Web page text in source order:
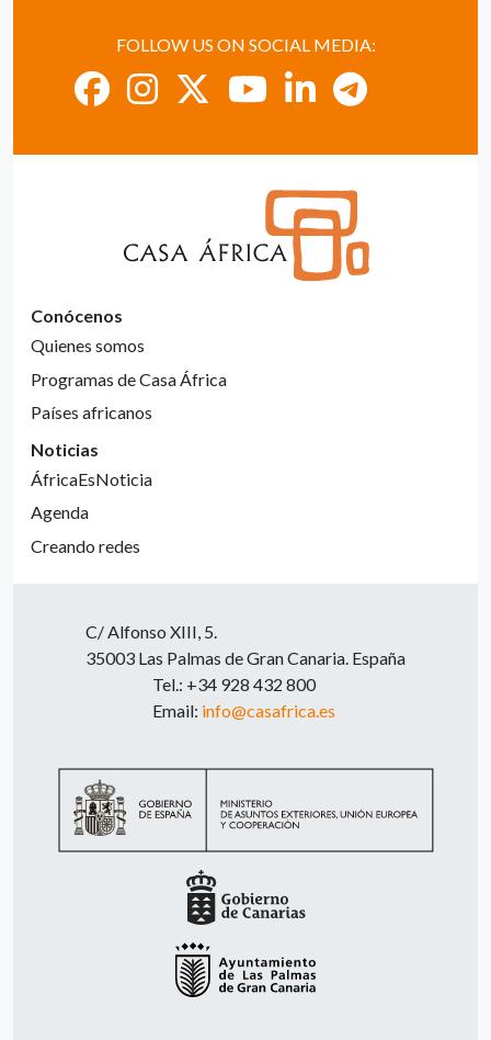
FOLLOW US ON SOCIAL MEDIA:
Conócenos
Quienes somos
Programas de Casa África
Países africanos
Noticias
ÁfricaEsNoticia
Agenda
Creando redes
C/ Alfonso XIII, 5.
35003 Las Palmas de Gran Canaria. España
Tel.: +34 928 432 800
Email: info@casafrica.es